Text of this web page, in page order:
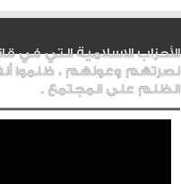
الأحزاب الاسلامية التي في
نصرتهم وعونهم ، ظلموا
الظلم على المجتمع .